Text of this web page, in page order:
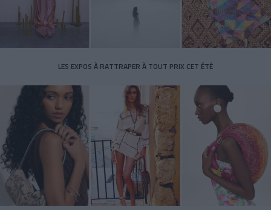
LES EXPOS À RATTRAPER À TOUT PRIX CET ÉTÉ